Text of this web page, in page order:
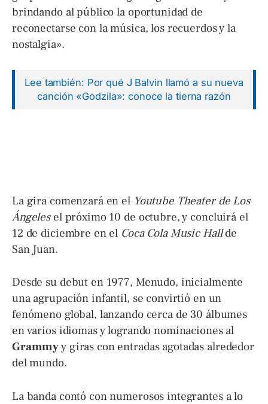
brindando al público la oportunidad de
reconectarse con la música, los recuerdos y la
nostalgia».
Lee también: Por qué J Balvin llamó a su nueva
canción «Godzila»: conoce la tierna razón
La gira comenzará en el Youtube Theater de Los
Ángelesel próximo 10 de octubre, y concluirá el
12 de diciembre en el Coca Cola Music Hallde
San Juan.
Desde su debut en 1977, Menudo, inicialmente
una agrupación infantil, se convirtió en un
fenómeno global, lanzando cerca de 30 álbumes
en varios idiomas y logrando nominaciones al
Grammyy giras con entradas agotadas alrededor
del mundo.
La banda contó con numerosos integrantes a lo